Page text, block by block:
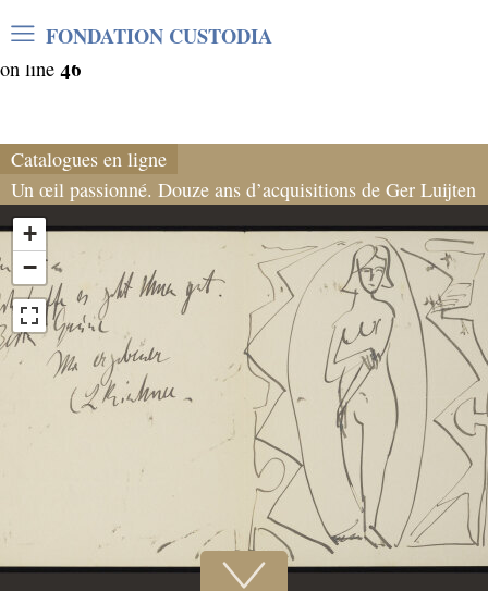
Warning: Undefined array key "var_mode" in
/home/clients/06cf3fb6db0bf3383064f508e4e3b220/
on line 46
FONDATION CUSTODIA
Catalogues en ligne
Un œil passionné. Douze ans d’acquisitions de Ger Luijten
+
−